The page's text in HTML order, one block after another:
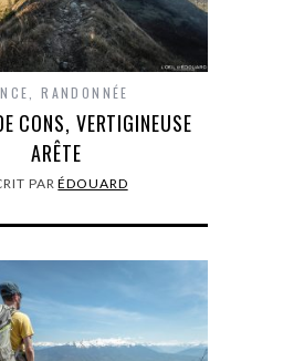
,RANDONNÉE
CONS, VERTIGINEUSE
ARÊTE
PARÉDOUARD